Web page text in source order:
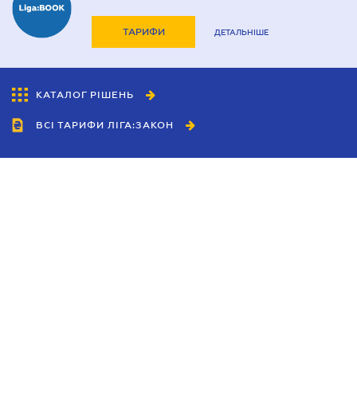
ТАРИФИ ДЕТАЛЬНІШЕ
КАТАЛОГ РІШЕНЬ
ВСІ ТАРИФИ ЛІГА:ЗАКОН